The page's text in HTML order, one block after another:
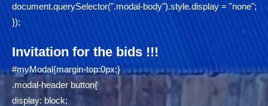
document.querySelector(".modal-body").style.display = "none";
});
Invitation for the bids !!!
#myModal{margin-top:0px;}
.modal-header button{
display: block;